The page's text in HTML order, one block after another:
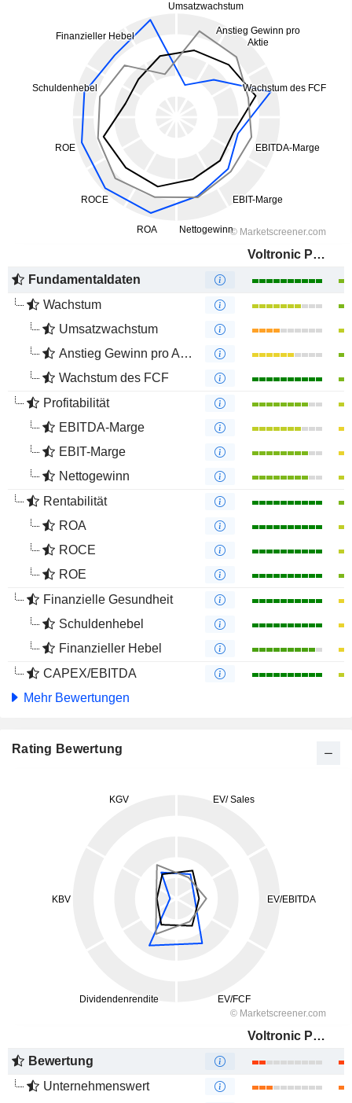
Voltronic Power Technology Corp.
Fundamentaldaten
Wachstum
Umsatzwachstum
Anstieg Gewinn pro Aktie
Wachstum des FCF
Profitabilität
EBITDA-Marge
EBIT-Marge
Nettogewinn
Rentabilität
ROA
ROCE
ROE
Finanzielle Gesundheit
Schuldenhebel
Finanzieller Hebel
CAPEX/EBITDA
Mehr Bewertungen
Rating Bewertung
Voltronic Power Technology Corp.
Bewertung
Unternehmenswert